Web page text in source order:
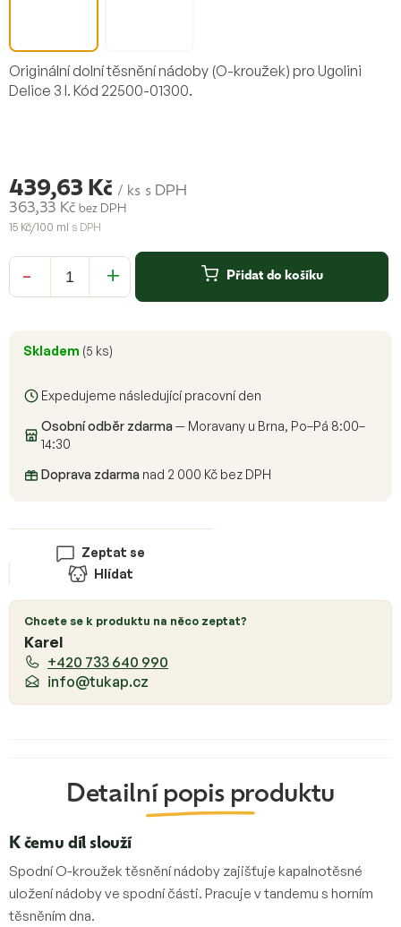
Originální dolní těsnění nádoby (O-kroužek) pro Ugolini
Delice 3 l. Kód 22500-01300.
Zeptat se
Hlídat
Skladem (5 ks)
Expedujeme následující pracovní den
Osobní odběr zdarma— Moravany u Brna, Po–Pá 8:00–
14:30
Doprava zdarma nad 2 000 Kč bez DPH
439,63 Kč / ks s DPH
363,33 Kč bez DPH
15 Kč/100 ml s DPH
cena:
Přidat do košíku
Chcete se k produktu na něco zeptat?
Karel
+420 733 640 990
info@tukap.cz
Detailní popis produktu
K čemu díl slouží
Spodní O-kroužek těsnění nádoby zajišťuje kapalnotěsné
uložení nádoby ve spodní části. Pracuje v tandemu s horním
těsněním dna.